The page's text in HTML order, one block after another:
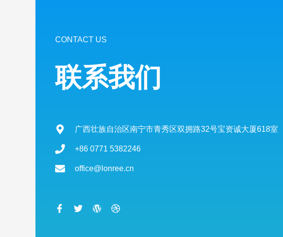
CONTACT US
联系我们
广西壮族自治区南宁市青秀区双拥路32号宝资诚大厦618室
+86 0771 5382246
office@lonree.cn